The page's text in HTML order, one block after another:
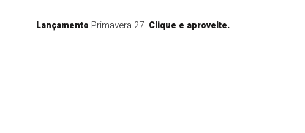
Lançamento Primavera 27. Clique e aproveite.